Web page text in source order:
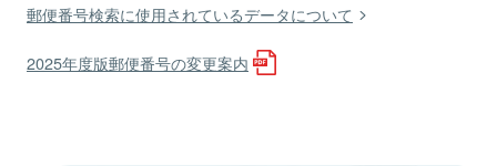
郵便番号検索に使用されているデータについて
2025年度版郵便番号の変更案内